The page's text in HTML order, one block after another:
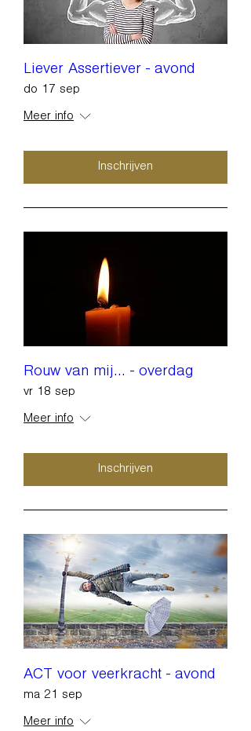
Liever Assertiever - avond
do 17 sep
Meer info
Inschrijven
Rouw van mij... - overdag
vr 18 sep
Meer info
Inschrijven
ACT voor veerkracht - avond
ma 21 sep
Meer info